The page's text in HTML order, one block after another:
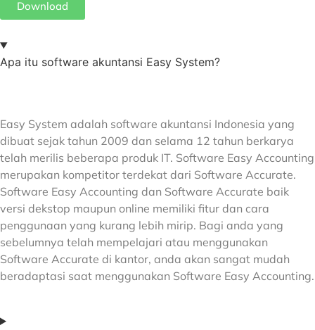
Download
Apa itu software akuntansi Easy System?
Easy System adalah software akuntansi Indonesia yang
dibuat sejak tahun 2009 dan selama 12 tahun berkarya
telah merilis beberapa produk IT. Software Easy Accounting
merupakan kompetitor terdekat dari Software Accurate.
Software Easy Accounting dan Software Accurate baik
versi dekstop maupun online memiliki fitur dan cara
penggunaan yang kurang lebih mirip. Bagi anda yang
sebelumnya telah mempelajari atau menggunakan
Software Accurate di kantor, anda akan sangat mudah
beradaptasi saat menggunakan Software Easy Accounting.